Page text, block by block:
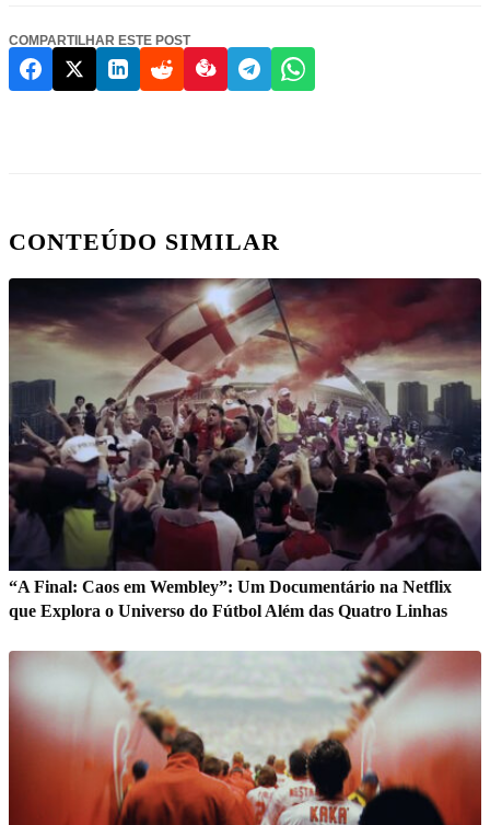
COMPARTILHAR ESTE POST
CONTEÚDO SIMILAR
“A Final: Caos em Wembley”: Um Documentário na Netflix
que Explora o Universo do Fútbol Além das Quatro Linhas